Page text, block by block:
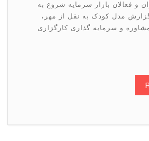
بازار سرمایه شروع به
کودک به نقل از مهر،
و سرمایه گذاری کارگزاری